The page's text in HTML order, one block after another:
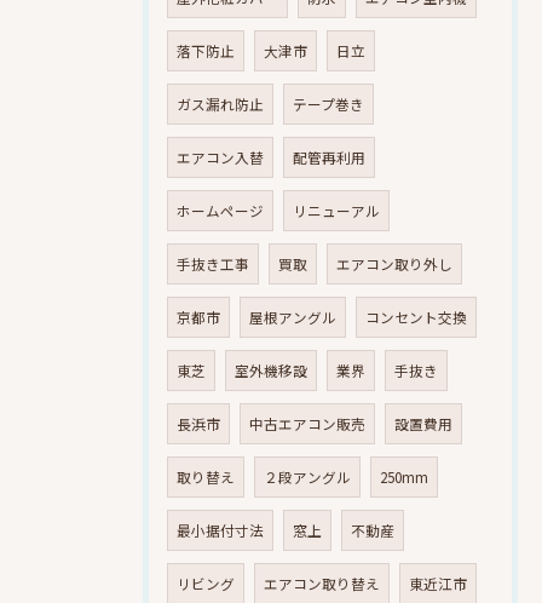
落下防止 大津市 日立
ガス漏れ防止 テープ巻き
エアコン入替 配管再利用
ホームページ リニューアル
手抜き工事 買取 エアコン取り外し
京都市 屋根アングル コンセント交換
東芝 室外機移設 業界 手抜き
長浜市 中古エアコン販売 設置費用
取り替え ２段アングル 250mm
最小据付寸法 窓上 不動産
リビング エアコン取り替え 東近江市